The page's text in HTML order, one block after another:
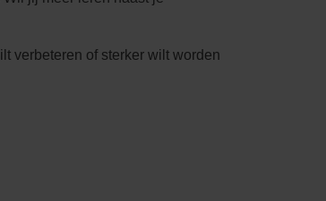
verbeteren of sterker wilt worden